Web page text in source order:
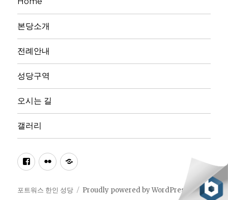
본당소개
전례안내
성당구역
오시는 길
갤러리
페
스
플
커
다
카
포트워스 한인 성당 Proudly powered by WordPress